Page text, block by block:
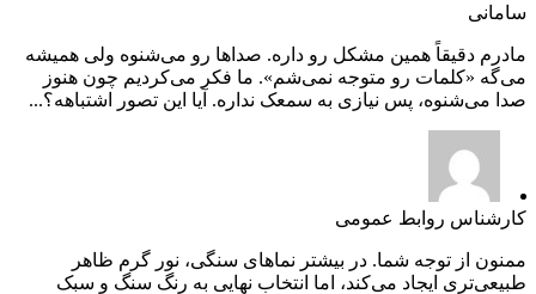
سامانی
مادرم دقیقاً همین مشکل رو داره. صداها رو می‌شنوه ولی همیشه
می‌گه «کلمات رو متوجه نمی‌شم». ما فکر می‌کردیم چون هنوز
صدا می‌شنوه، پس نیازی به سمعک نداره. آیا این تصور اشتباهه؟...
کارشناس روابط عمومی
ممنون از توجه شما. در بیشتر نماهای سنگی، نور گرم ظاهر
طبیعی‌تری ایجاد می‌کند، اما انتخاب نهایی به رنگ سنگ و سبک